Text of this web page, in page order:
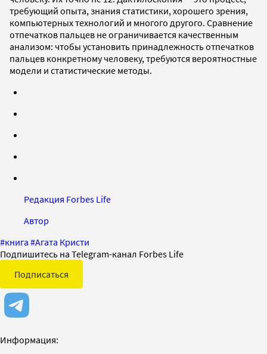
требующий опыта, знания статистики, хорошего зрения,
компьютерных технологий и многого другого. Сравнение
отпечатков пальцев не ограничивается качественным
анализом: чтобы установить принадлежность отпечатков
пальцев конкретному человеку, требуются вероятностные
модели и статистические методы.
Редакция Forbes Life
Автор
#книга #Агата Кристи
Подпишитесь на Telegram-канал Forbes Life
Подписаться
Информация: